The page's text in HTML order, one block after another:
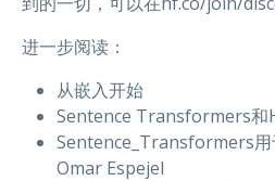
进一步阅读：
从嵌入开始
Sentence Transformers和
Sentence_Transformers用
Omar Espejel